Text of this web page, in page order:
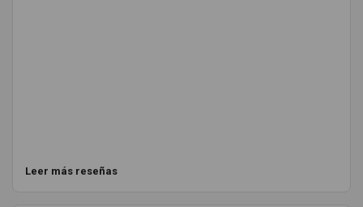
Leer más reseñas